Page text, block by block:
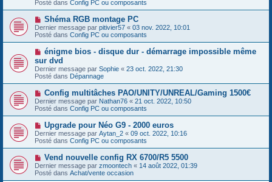
e
e
s
s
a
g
e
e
a
u
m
e
s
s
a
g
e
Posté dans Config PC ou composants
N
o
u
v
a
u
m
e
s
s
g
e
Shéma RGB montage PC
Dernier message par pitivier57 « 03 nov. 2022, 10:01
Posté dans Config PC ou composants
N
u
v
e
a
u
m
e
s
s
g
e
énigme bios - disque dur - démarrage impossible même
sur dvd
Dernier message par Sophie « 23 oct. 2022, 21:30
Posté dans Dépannage
N
o
u
v
e
a
u
m
e
s
s
a
g
Config multitâches PAO/UNITY/UNREAL/Gaming 1500€
Dernier message par Nathan76 « 21 oct. 2022, 10:50
Posté dans Config PC ou composants
N
o
u
v
e
u
m
Upgrade pour Néo G9 - 2000 euros
Dernier message par Aytan_2 « 09 oct. 2022, 10:16
Posté dans Config PC ou composants
N
o
u
v
Vend nouvelle config RX 6700/R5 5500
Dernier message par zmoontech « 14 août 2022, 01:39
Posté dans Achat/vente occasion